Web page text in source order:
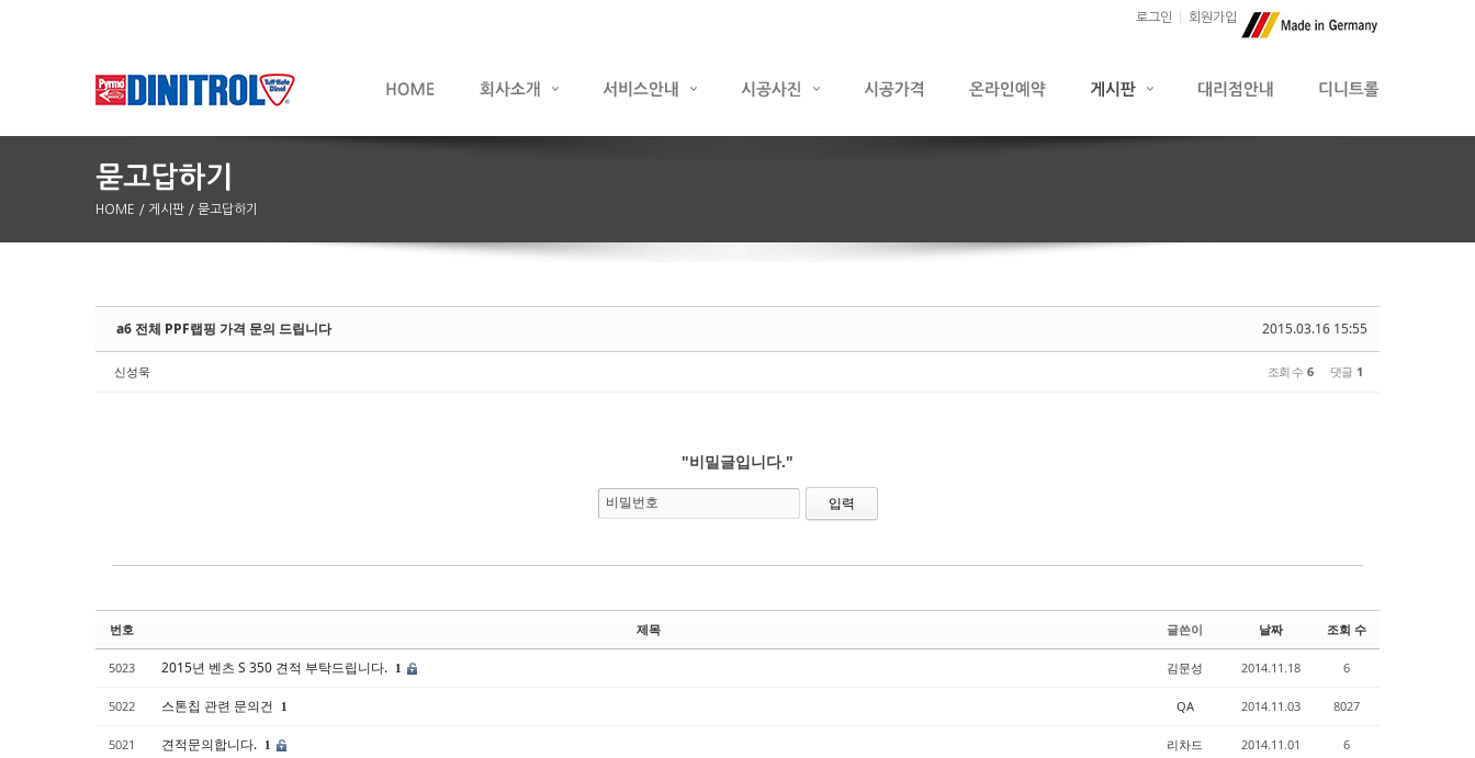
로그인 회원가입
HOME / 게시판 / 묻고답하기
2015.03.16 15:55
a6 전체 PPF랩핑 가격 문의 드립니다
신성욱 조회 수 6 댓글 1
"비밀글입니다."
비밀번호
번호 제목 글쓴이 날짜 조회 수
5023 2015년 벤츠 S 350 견적 부탁드립니다. 1 김문성 2014.11.18 6
5022 스톤칩 관련 문의건 1 QA 2014.11.03 8027
5021 견적문의합니다. 1 리차드 2014.11.01 6
Sketchbook5, 스케치북5
Sketchbook5, 스케치북5